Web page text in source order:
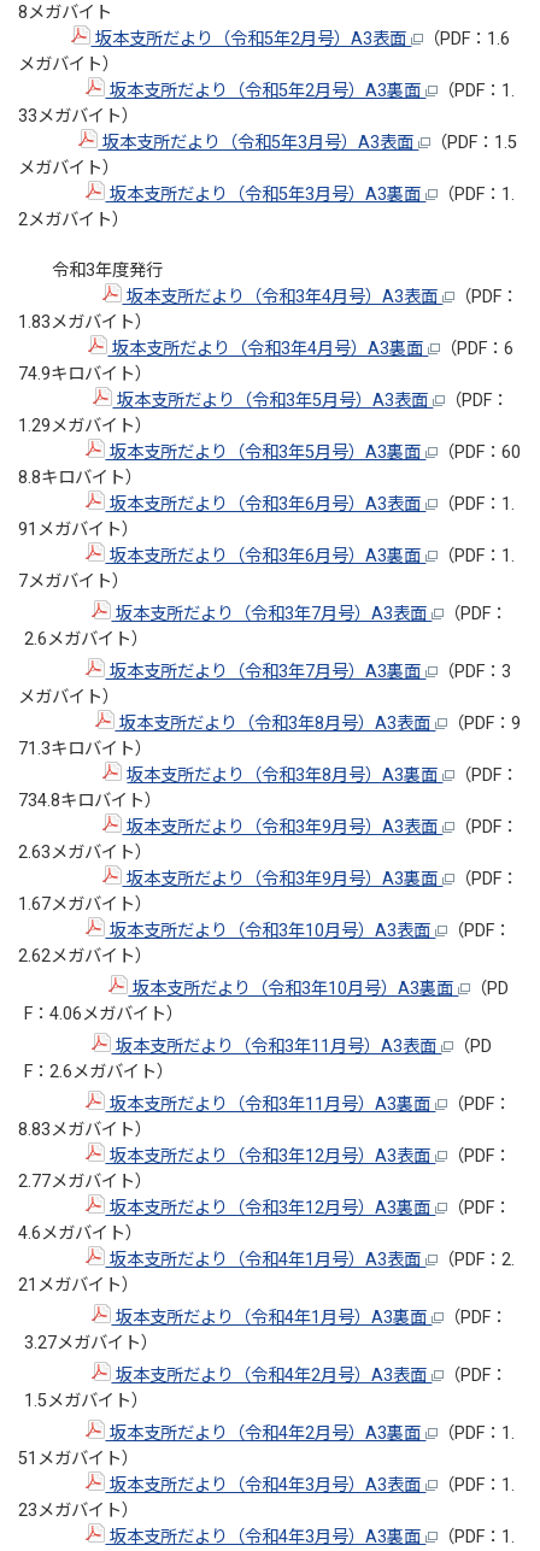
8メガバイト
坂本支所だより（令和5年2月号）A3表面
（PDF：1.6
メガバイト）
坂本支所だより（令和5年2月号）A3裏面
（PDF：1.
33メガバイト）
坂本支所だより（令和5年3月号）A3表面
（PDF：1.5
メガバイト）
坂本支所だより（令和5年3月号）A3裏面
（PDF：1.
2メガバイト）
令和3年度発行
坂本支所だより（令和3年4月号）A3表面
（PDF：
1.83メガバイト）
坂本支所だより（令和3年4月号）A3裏面
（PDF：6
74.9キロバイト）
坂本支所だより（令和3年5月号）A3表面
（PDF：
1.29メガバイト）
坂本支所だより（令和3年5月号）A3裏面
（PDF：60
8.8キロバイト）
坂本支所だより（令和3年6月号）A3表面
（PDF：1.
91メガバイト）
坂本支所だより（令和3年6月号）A3裏面
（PDF：1.
7メガバイト）
坂本支所だより（令和3年7月号）A3表面
（PDF：
2.6メガバイト）
坂本支所だより（令和3年7月号）A3裏面
（PDF：3
メガバイト）
坂本支所だより（令和3年8月号）A3表面
（PDF：9
71.3キロバイト）
坂本支所だより（令和3年8月号）A3裏面
（PDF：
734.8キロバイト）
坂本支所だより（令和3年9月号）A3表面
（PDF：
2.63メガバイト）
坂本支所だより（令和3年9月号）A3裏面
（PDF：
1.67メガバイト）
坂本支所だより（令和3年10月号）A3表面
（PDF：
2.62メガバイト）
坂本支所だより（令和3年10月号）A3裏面
（PD
F：4.06メガバイト）
坂本支所だより（令和3年11月号）A3表面
（PD
F：2.6メガバイト）
坂本支所だより（令和3年11月号）A3裏面
（PDF：
8.83メガバイト）
坂本支所だより（令和3年12月号）A3表面
（PDF：
2.77メガバイト）
坂本支所だより（令和3年12月号）A3裏面
（PDF：
4.6メガバイト）
坂本支所だより（令和4年1月号）A3表面
（PDF：2.
21メガバイト）
坂本支所だより（令和4年1月号）A3裏面
（PDF：
3.27メガバイト）
坂本支所だより（令和4年2月号）A3表面
（PDF：
1.5メガバイト）
坂本支所だより（令和4年2月号）A3裏面
（PDF：1.
51メガバイト）
坂本支所だより（令和4年3月号）A3表面
（PDF：1.
23メガバイト）
坂本支所だより（令和4年3月号）A3裏面
（PDF：1.